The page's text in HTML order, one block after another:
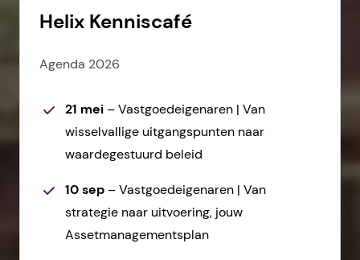
Helix Kenniscafé
Agenda 2026
21 mei – Vastgoedeigenaren | Van
wisselvallige uitgangspunten naar
waardegestuurd beleid
10 sep – Vastgoedeigenaren | Van
strategie naar uitvoering, jouw
Assetmanagementsplan